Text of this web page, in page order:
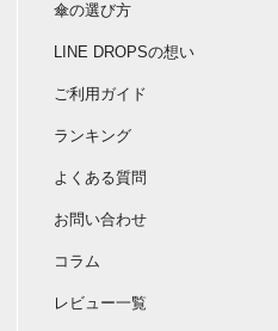
傘の選び方
LINE DROPSの想い
ご利用ガイド
ランキング
よくある質問
お問い合わせ
コラム
レビュー一覧